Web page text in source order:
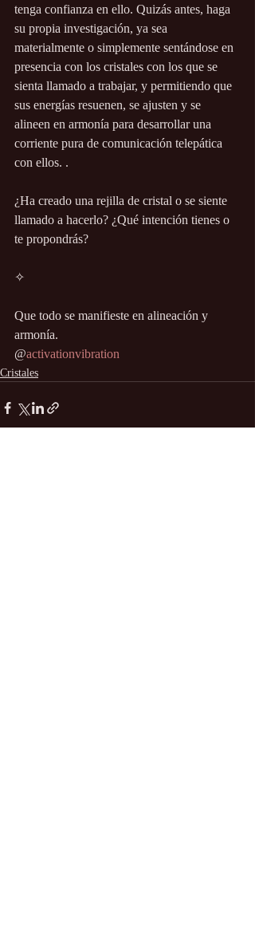
tenga confianza en ello. Quizás antes, haga
su propia investigación, ya sea
materialmente o simplemente sentándose en
presencia con los cristales con los que se
sienta llamado a trabajar, y permitiendo que
sus energías resuenen, se ajusten y se
alineen en armonía para desarrollar una
corriente pura de comunicación telepática
con ellos. .
¿Ha creado una rejilla de cristal o se siente
llamado a hacerlo? ¿Qué intención tienes o
te propondrás?
✧
Que todo se manifieste en alineación y
armonía.
@activationvibration
Cristales